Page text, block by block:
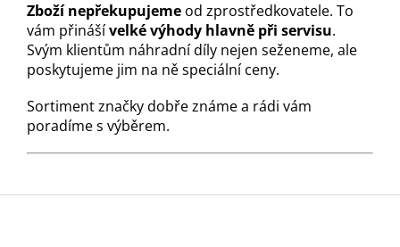
Zboží nepřekupujeme od zprostředkovatele. To
vám přinášívelké výhody hlavně při servisu.
Svým klientům náhradní díly nejen seženeme, ale
poskytujeme jim na ně speciální ceny.
Sortiment značky dobře známe a rádi vám
poradíme s výběrem.
Z